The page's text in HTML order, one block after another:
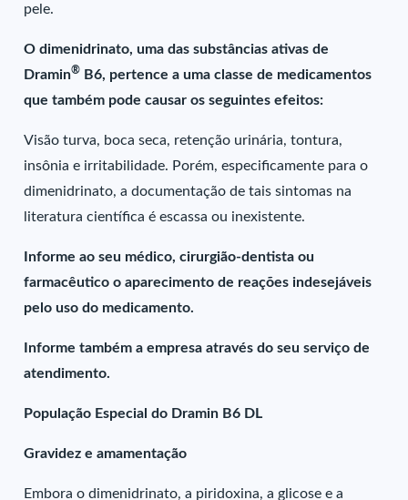
pele.
O dimenidrinato, uma das substâncias ativas de
Dramin® B6, pertence a uma classe de medicamentos
que também pode causar os seguintes efeitos:
Visão turva, boca seca, retenção urinária, tontura,
insônia e irritabilidade. Porém, especificamente para o
dimenidrinato, a documentação de tais sintomas na
literatura científica é escassa ou inexistente.
Informe ao seu médico, cirurgião-dentista ou
farmacêutico o aparecimento de reações indesejáveis
pelo uso do medicamento.
Informe também a empresa através do seu serviço de
atendimento.
População Especial do Dramin B6 DL
Gravidez e amamentação
Embora o dimenidrinato, a piridoxina, a glicose e a